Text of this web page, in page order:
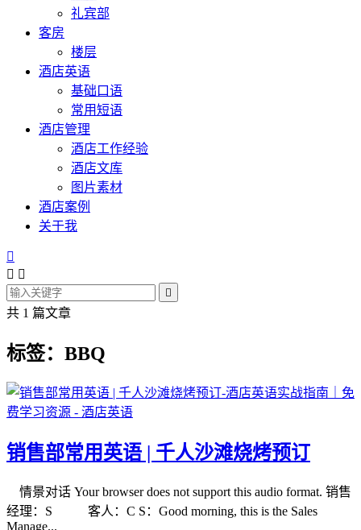
礼宾部
客房
楼层
酒店英语
基础口语
常用短语
酒店管理
酒店工作经验
酒店文库
图片素材
酒店案例
关于我

 

共 1 篇文章
标签：BBQ
销售部常用英语 | 千人沙滩烧烤预订
情景对话 Your browser does not support this audio format. 销售
经理：S 客人：C S：Good morning, this is the Sales
Manage...